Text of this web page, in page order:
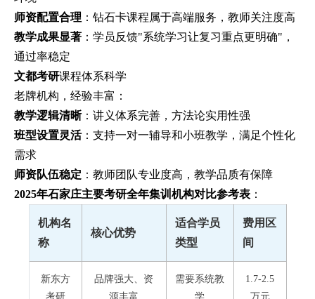
师资配置合理 ：钻石卡课程属于高端服务，教师关注度高
教学成果显著 ：学员反馈"系统学习让复习重点更明确"，
通过率稳定
文都考研课程体系科学
老牌机构，经验丰富：
教学逻辑清晰：讲义体系完善，方法论实用性强
班型设置灵活：支持一对一辅导和小班教学，满足个性化
需求
师资队伍稳定 ：教师团队专业度高，教学品质有保障
2025年石家庄主要考研全年集训机构对比参考表 ：
机构名
称
核心优势
适合学员
类型
费用区
间
新东方
考研
品牌强大、资
源丰富
需要系统教
学
1.7-2.5
万元